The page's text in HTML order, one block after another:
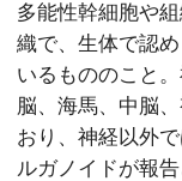
多能性幹細胞や
織で、生体で認
いるもののこと
脳、海馬、中脳
おり、神経以外
ルガノイドが報告